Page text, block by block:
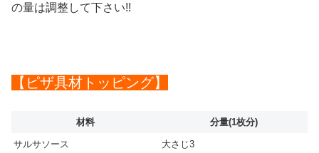
の量は調整して下さい!!
【ピザ具材トッピング】
材料 分量(1枚分)
サルサソース 大さじ3